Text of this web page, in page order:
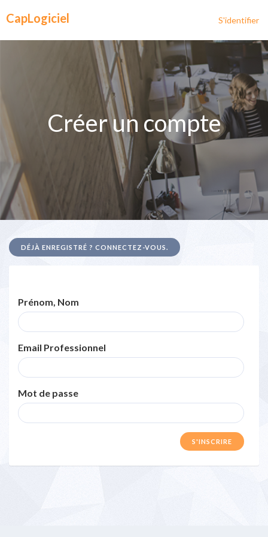
CapLogiciel S'identifier
Créer un compte
DÉJÀ ENREGISTRÉ ? CONNECTEZ-VOUS.
Prénom, Nom
Email Professionnel
Mot de passe